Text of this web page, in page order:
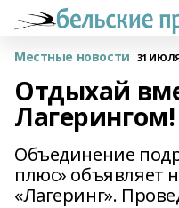
Местные новости 31 ИЮЛЯ
Отдыхай
Лагерингом!
Объединение
плюс» объявляет
«Лагеринг».